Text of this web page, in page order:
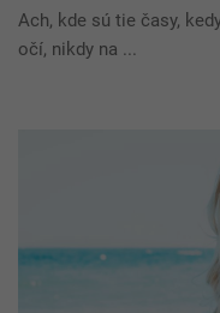
Ach, kde sú tie časy,
očí, nikdy na ...